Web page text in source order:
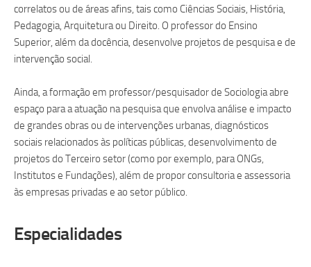
correlatos ou de áreas afins, tais como Ciências Sociais, História,
Pedagogia, Arquitetura ou Direito. O professor do Ensino
Superior, além da docência, desenvolve projetos de pesquisa e de
intervenção social.
Ainda, a formação em professor/pesquisador de Sociologia abre
espaço para a atuação na pesquisa que envolva análise e impacto
de grandes obras ou de intervenções urbanas, diagnósticos
sociais relacionados às políticas públicas, desenvolvimento de
projetos do Terceiro setor (como por exemplo, para ONGs,
Institutos e Fundações), além de propor consultoria e assessoria
às empresas privadas e ao setor público.
Especialidades